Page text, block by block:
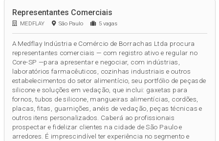
Representantes Comerciais
MEDFLAY São Paulo 5 vagas
A Medflay Indústria e Comércio de Borrachas Ltda procura
representantes comerciais — com registro ativo e regular no
Core-SP —para apresentar e negociar, com indústrias,
laboratórios farmacêuticos, cozinhas industriais e outros
estabelecimentos do setor alimentício, seu portfólio de peçasde
silicone e soluções em vedação, que inclui: gaxetas para
fornos, tubos de silicone, mangueiras alimentícias, cordões,
placas, fitas, guarnições, anéis de vedação, peças técnicas e
outros itens personalizados. Caberá ao profissionais
prospectar e fidelizar clientes na cidade de São Paulo e
arredores. É imprescindível ter experiência no segmento e